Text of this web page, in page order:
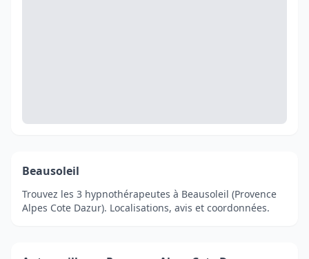
Beausoleil
Trouvez les 3 hypnothérapeutes à Beausoleil (Provence
Alpes Cote Dazur). Localisations, avis et coordonnées.